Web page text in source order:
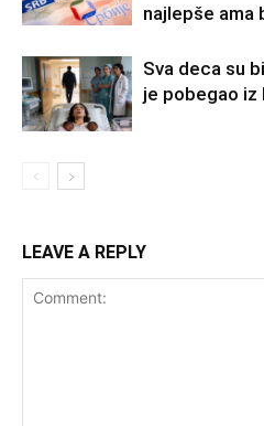
najlepše ama
Sva deca su
je pobegao iz
LEAVE A REPLY